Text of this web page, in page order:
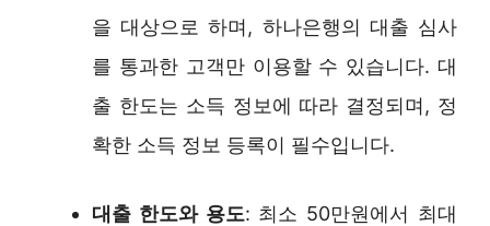
을 대상으로 하며, 하나은행의 대출 심사
를 통과한 고객만 이용할 수 있습니다. 대
출 한도는 소득 정보에 따라 결정되며, 정
확한 소득 정보 등록이 필수입니다.
대출 한도와 용도: 최소 50만원에서 최대